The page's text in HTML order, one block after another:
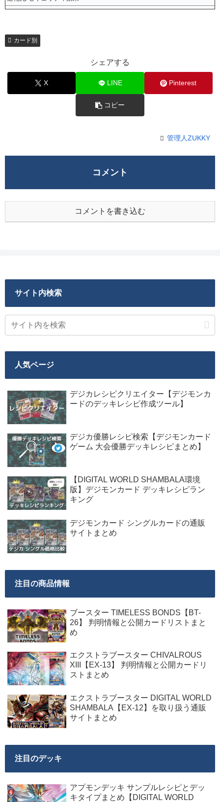
カード別
シェアする
X LINE Pinterest
コピー
管理人ZUKKY
コメント
コメントを書き込む
サイト内検索
人気ページ
デジカレシピクリエイター【デジモンカ
ードのデッキレシピ作成ツール】
デジカ優勝レシピ検索【デジモンカード
ゲーム 大会優勝デッキレシピまとめ】
【DIGITAL WORLD SHAMBALA環境
版】デジモンカード デッキレシピラン
キング
デジモンカード シングルカードの通販
サイトまとめ
注目の商品情報
ブースター TIMELESS BONDS【BT-
26】 判明情報と公開カードリストまと
め
エクストラブースター CHIVALROUS
XIII【EX-13】 判明情報と公開カードリ
ストまとめ
エクストラブースター DIGITAL WORLD
SHAMBALA【EX-12】を取り扱う通販
サイトまとめ
注目のデッキ
アプモンデッキ サンプルレシピとデッ
キタイプまとめ【DIGITAL WORLD